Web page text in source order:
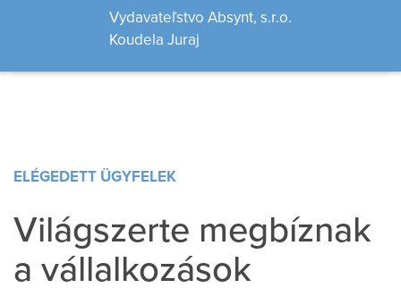
Vydavateľstvo Absynt, s.r.o.
Koudela Juraj
ELÉGEDETT ÜGYFELEK
Világszerte megbíznak
a vállalkozások